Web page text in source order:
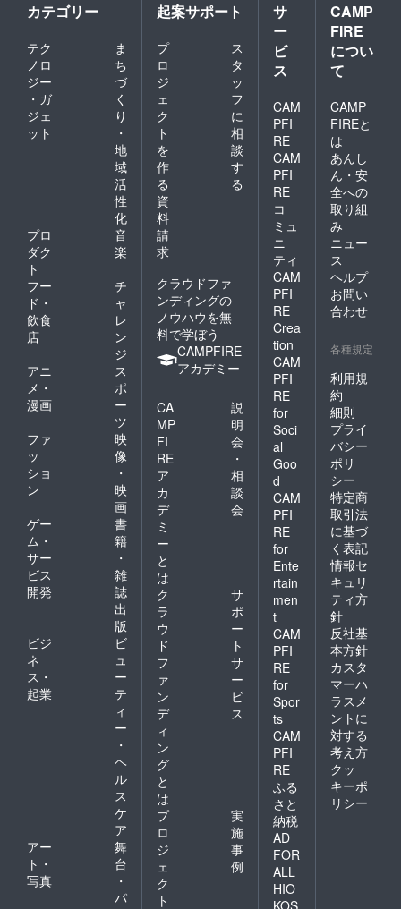
カテゴリー
テク
ノロ
ジー
・ガ
ジェ
ット
ま
ち
づ
く
り
・
地
域
活
性
化
プロ
ダク
ト
音
楽
フー
ド・
飲食
店
チ
ャ
レ
ン
ジ
アニ
メ・
漫画
ス
ポ
ー
ツ
ファ
ッ
ショ
ン
映
像
・
映
画
ゲー
ム・
サー
ビス
開発
書
籍
・
雑
誌
出
版
ビジ
ネ
ス・
起業
ビ
ュ
ー
テ
ィ
ー
・
ヘ
ル
ス
ケ
ア
アー
ト・
写真
舞
台
・
パ
起案サポート
プ
ロ
ジ
ェ
ク
ト
を
作
る
ス
タ
ッ
フ
に
相
談
す
る
資
料
請
求
クラウドファ
ンディングの
ノウハウを無
料で学ぼう
CAMPFIRE
アカデミー
CA
MP
FI
RE
ア
カ
デ
ミ
ー
と
は
説
明
会
・
相
談
会
ク
ラ
ウ
ド
フ
ァ
ン
デ
ィ
ン
グ
と
は
サ
ポ
ー
ト
サ
ー
ビ
ス
プ
ロ
ジ
ェ
ク
ト
実
施
事
例
サ
ー
ビ
ス
CAM
PFI
RE
CAM
PFI
RE
コ
ミュ
ニ
ティ
CAM
PFI
RE
Crea
tion
CAM
PFI
RE
for
Soci
al
Goo
d
CAM
PFI
RE
for
Ente
rtain
men
t
CAM
PFI
RE
for
Spor
ts
CAM
PFI
RE
ふる
さと
納税
AD
FOR
ALL
HIO
CAMP
FIRE
につい
て
CAMP
FIREと
は
あんし
ん・安
全への
取り組
み
ニュー
ス
ヘルプ
お問い
合わせ
各種規定
利用規
約
細則
プライ
バシー
ポリ
シー
特定商
取引法
に基づ
く表記
情報セ
キュリ
ティ方
針
反社基
本方針
カスタ
マーハ
ラスメ
ントに
対する
考え方
クッ
キーポ
リシー